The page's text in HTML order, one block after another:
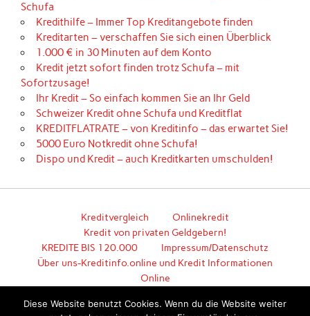
Schufa
Kredithilfe – Immer Top Kreditangebote finden
Kreditarten – verschaffen Sie sich einen Überblick
1.000 € in 30 Minuten auf dem Konto
Kredit jetzt sofort finden trotz Schufa – mit
Sofortzusage!
Ihr Kredit – So einfach kommen Sie an Ihr Geld
Schweizer Kredit ohne Schufa und Kreditflat
KREDITFLATRATE – von Kreditinfo – das erwartet Sie!
5000 Euro Notkredit ohne Schufa!
Dispo und Kredit – auch Kreditkarten umschulden!
Kreditvergleich
Onlinekredit
Kredit von privaten Geldgebern!
KREDITE BIS 120.000
Impressum/Datenschutz
Über uns-Kreditinfo.online und Kredit Informationen
Online
Diese Website benutzt Cookies. Wenn du die Website weiter